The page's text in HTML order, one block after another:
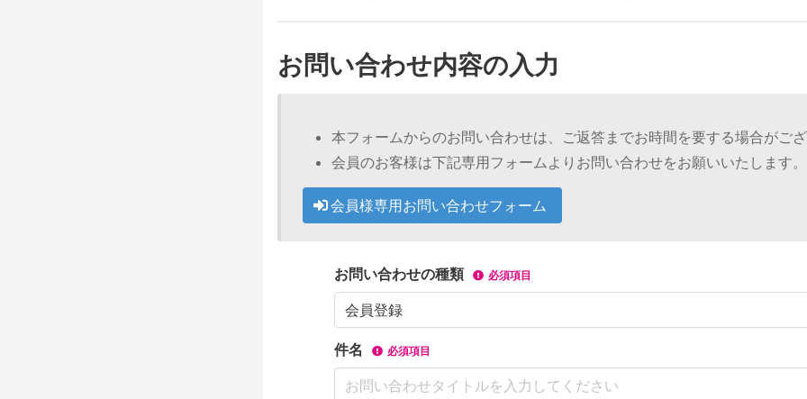
お問い合わせ内容の入力
本フォームからのお問い合わせは、ご返答までお時間を要する場合がご
会員のお客様は下記専用フォームよりお問い合わせをお願いいたします。
会員様専用お問い合わせフォーム
お問い合わせの種類 必須項目
件名 必須項目